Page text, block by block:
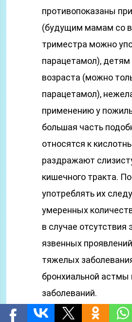
противопоказаны
(будущим мамам со
триместра можно
парацетамол),
возраста (можно
парацетамол),
применению у
большая часть
относятся к
раздражают
кишечного тракта.
употреблять их
умеренных
в случае отсутствия
язвенных
тяжелых
бронхиальной астмы
заболеваний.
В любом случае